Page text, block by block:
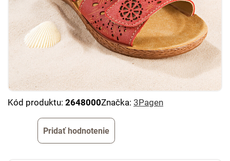
Kód produktu: 2648000Značka: 3Pagen
Pridať hodnotenie